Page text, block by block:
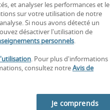
et analyser les performances et le
sur votre utilisation de notre
Si nous avons détecté un
désactiver l'utilisation de
personnels.
. Pour plus d'informations
consultez notre Avis de
Je comprends